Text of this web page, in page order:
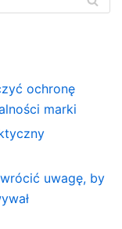
ochronę
marki
uwagę, by